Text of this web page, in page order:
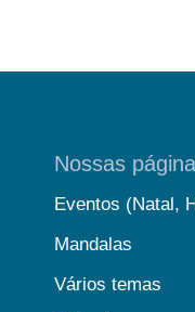
Nossas
Eventos (Natal,
Mandalas
Vários temas